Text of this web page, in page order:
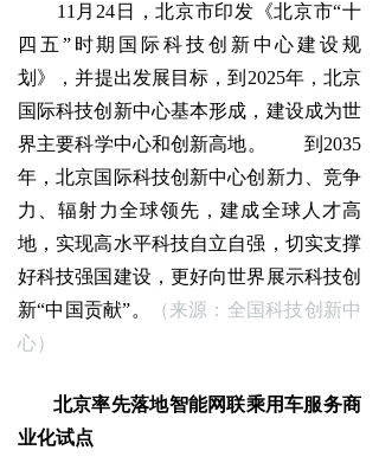
11月24日，北京市印发《北京市“十
四五”时期国际科技创新中心建设规
划》，并提出发展目标，到2025年，北京
国际科技创新中心基本形成，建设成为世
界主要科学中心和创新高地。 到2035
年，北京国际科技创新中心创新力、竞争
力、辐射力全球领先，建成全球人才高
地，实现高水平科技自立自强，切实支撑
好科技强国建设，更好向世界展示科技创
新“中国贡献”。
（来源：全国科技创新中
心）
北京率先落地智能网联乘用车服务商
业化试点